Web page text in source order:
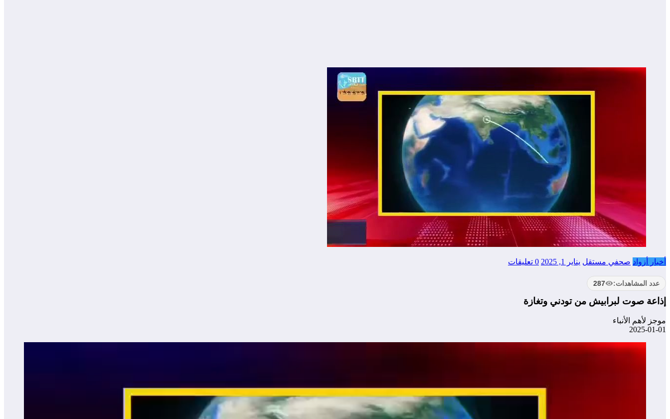
أخبار أزواد صحفي مستقل يناير 1, 2025 0 تعليقات
عدد المشاهدات: 287
إذاعة صوت لبرابيش من تودني وتغازة
موجز لأهم الأنباء
2025-01-01